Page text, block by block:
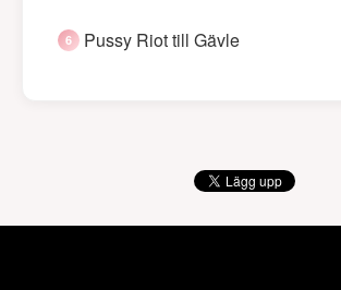
Pussy Riot till Gävle